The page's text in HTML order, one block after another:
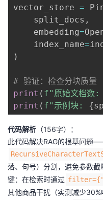
vector_store =
    split_docs
,
    embedding
=
    index_name
=
)
# 验证：检查分块质量
print ( f"原始文档数:
print ( f"示例块: {
代码解析 （156字）：
此代码解决RAG的根基问题
落、句号）分割，避免参数截
键：在检索时通过
其他商品干扰（实测减少30%